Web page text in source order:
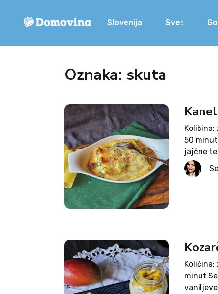
Slovenija Svet
Oznaka: skuta
Količina:
50
jajčne
g
drobtine
Količina:
minut